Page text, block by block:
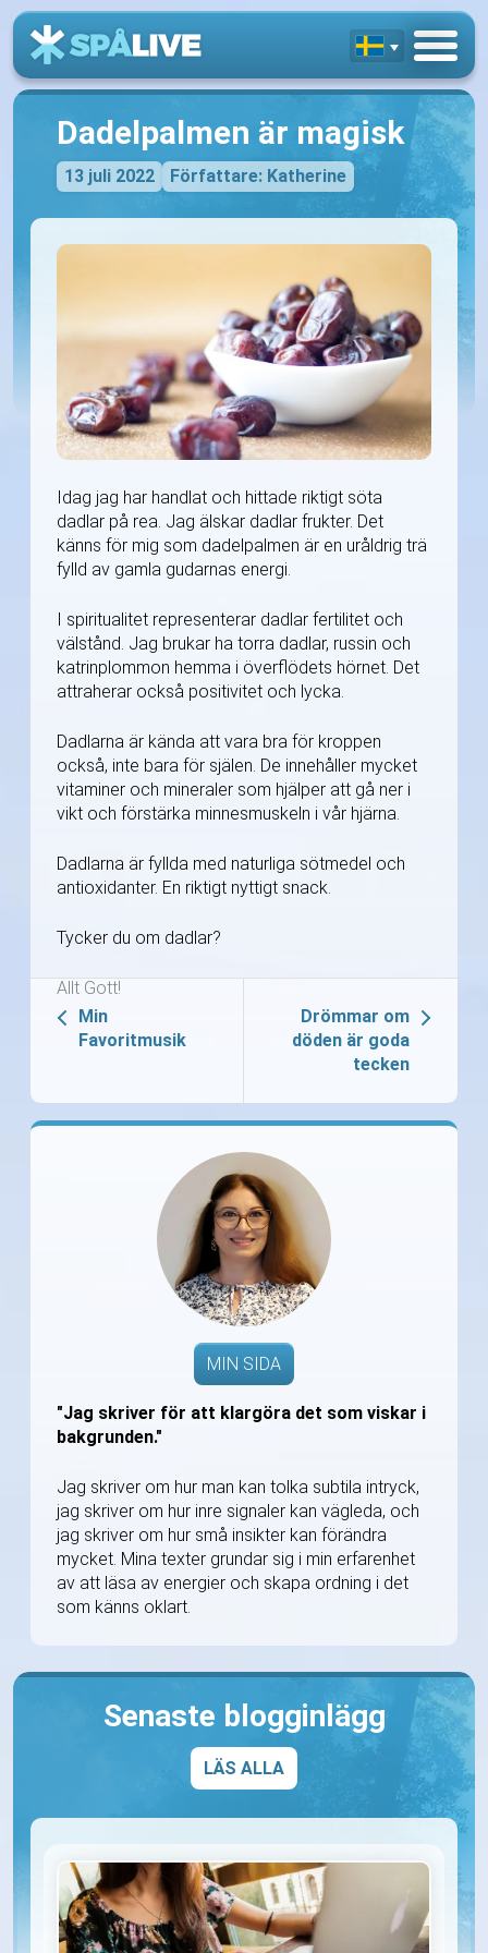
Dadelpalmen är magisk
13 juli 2022 Författare: Katherine
Idag jag har handlat och hittade riktigt söta
dadlar på rea. Jag älskar dadlar frukter. Det
känns för mig som dadelpalmen är en uråldrig trä
fylld av gamla gudarnas energi.
I spiritualitet representerar dadlar fertilitet och
välstånd. Jag brukar ha torra dadlar, russin och
katrinplommon hemma i överflödets hörnet. Det
attraherar också positivitet och lycka.
Dadlarna är kända att vara bra för kroppen
också, inte bara för själen. De innehåller mycket
vitaminer och mineraler som hjälper att gå ner i
vikt och förstärka minnesmuskeln i vår hjärna.
Dadlarna är fyllda med naturliga sötmedel och
antioxidanter. En riktigt nyttigt snack.
Tycker du om dadlar?
Allt Gott!
Min
Favoritmusik
Drömmar om
döden är goda
tecken
MIN SIDA
"Jag skriver för att klargöra det som viskar i
bakgrunden."
Jag skriver om hur man kan tolka subtila intryck,
jag skriver om hur inre signaler kan vägleda, och
jag skriver om hur små insikter kan förändra
mycket. Mina texter grundar sig i min erfarenhet
av att läsa av energier och skapa ordning i det
som känns oklart.
Senaste blogginlägg
LÄS ALLA